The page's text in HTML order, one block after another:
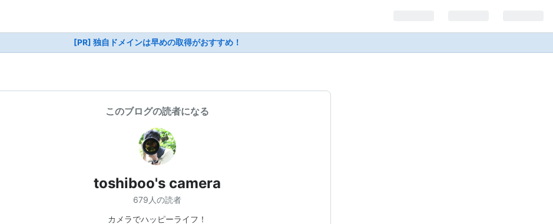
[PR] 独自ドメインは早めの取得がおすすめ！
このブログの読者になる
toshiboo's camera
679人の読者
カメラでハッピーライフ！